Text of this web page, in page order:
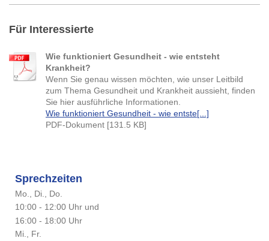
Für Interessierte
Wie funktioniert Gesundheit - wie entsteht
Krankheit?
Wenn Sie genau wissen möchten, wie unser Leitbild
zum Thema Gesundheit und Krankheit aussieht, finden
Sie hier ausführliche Informationen.
Wie funktioniert Gesundheit - wie entste[...]
PDF-Dokument [131.5 KB]
Sprechzeiten
Mo., Di., Do.
10:00 - 12:00 Uhr und
16:00 - 18:00 Uhr
Mi., Fr.